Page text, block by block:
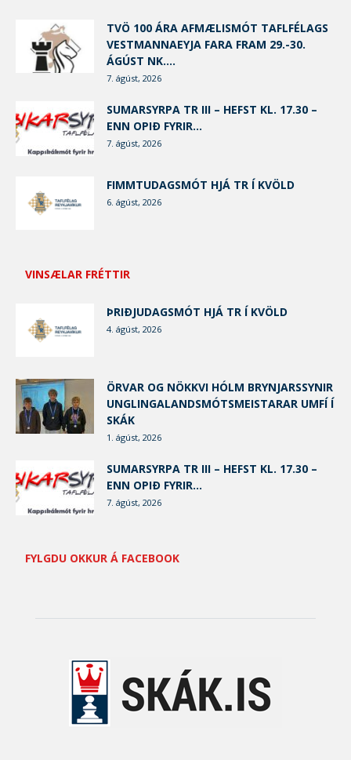
TVÖ 100 ÁRA AFMÆLISMÓT TAFLFÉLAGS
VESTMANNAEYJA FARA FRAM 29.-30.
ÁGÚST NK....
7. ágúst, 2026
SUMARSYRPA TR III – HEFST KL. 17.30 –
ENN OPIÐ FYRIR...
7. ágúst, 2026
FIMMTUDAGSMÓT HJÁ TR Í KVÖLD
6. ágúst, 2026
VINSÆLAR FRÉTTIR
ÞRIÐJUDAGSMÓT HJÁ TR Í KVÖLD
4. ágúst, 2026
ÖRVAR OG NÖKKVI HÓLM BRYNJARSSYNIR
UNGLINGALANDSMÓTSMEISTARAR UMFÍ Í
SKÁK
1. ágúst, 2026
SUMARSYRPA TR III – HEFST KL. 17.30 –
ENN OPIÐ FYRIR...
7. ágúst, 2026
FYLGDU OKKUR Á FACEBOOK